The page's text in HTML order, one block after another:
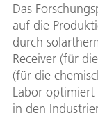
Das
auf die
durch
Receiver (für
(für die
Labor
in den